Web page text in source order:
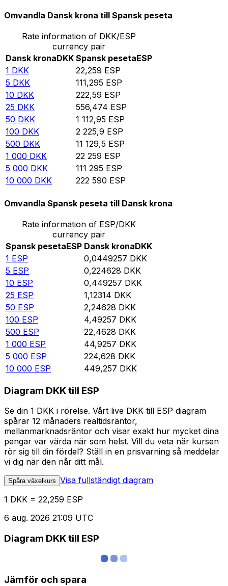
Omvandla Dansk krona till Spansk peseta
Rate information of DKK/ESP
currency pair
Dansk kronaDKK Spansk pesetaESP
1 DKK 22,259 ESP
5 DKK 111,295 ESP
10 DKK 222,59 ESP
25 DKK 556,474 ESP
50 DKK 1 112,95 ESP
100 DKK 2 225,9 ESP
500 DKK 11 129,5 ESP
1 000 DKK 22 259 ESP
5 000 DKK 111 295 ESP
10 000 DKK 222 590 ESP
Omvandla Spansk peseta till Dansk krona
Rate information of ESP/DKK
currency pair
Spansk pesetaESP Dansk kronaDKK
1 ESP 0,0449257 DKK
5 ESP 0,224628 DKK
10 ESP 0,449257 DKK
25 ESP 1,12314 DKK
50 ESP 2,24628 DKK
100 ESP 4,49257 DKK
500 ESP 22,4628 DKK
1 000 ESP 44,9257 DKK
5 000 ESP 224,628 DKK
10 000 ESP 449,257 DKK
Diagram DKK till ESP
Se din 1 DKK i rörelse. Vårt live DKK till ESP diagram
spårar 12 månaders realtidsräntor,
mellanmarknadsräntor och visar exakt hur mycket dina
pengar var värda när som helst. Vill du veta när kursen
rör sig till din fördel? Ställ in en prisvarning så meddelar
vi dig när den når ditt mål.
Spåra växelkurs Visa fullständigt diagram
1 DKK = 22,259 ESP
6 aug. 2026 21:09 UTC
Diagram DKK till ESP
Jämför och spara